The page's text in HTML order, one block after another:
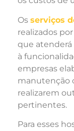
Os serviços
realizados
que atenderá
à
empresas
manutenção
realizarem
pertinentes.
Para esses